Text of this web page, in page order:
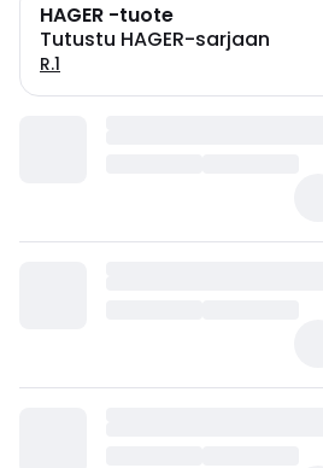
HAGER -tuote
Tutustu HAGER-sarjaan
R.1